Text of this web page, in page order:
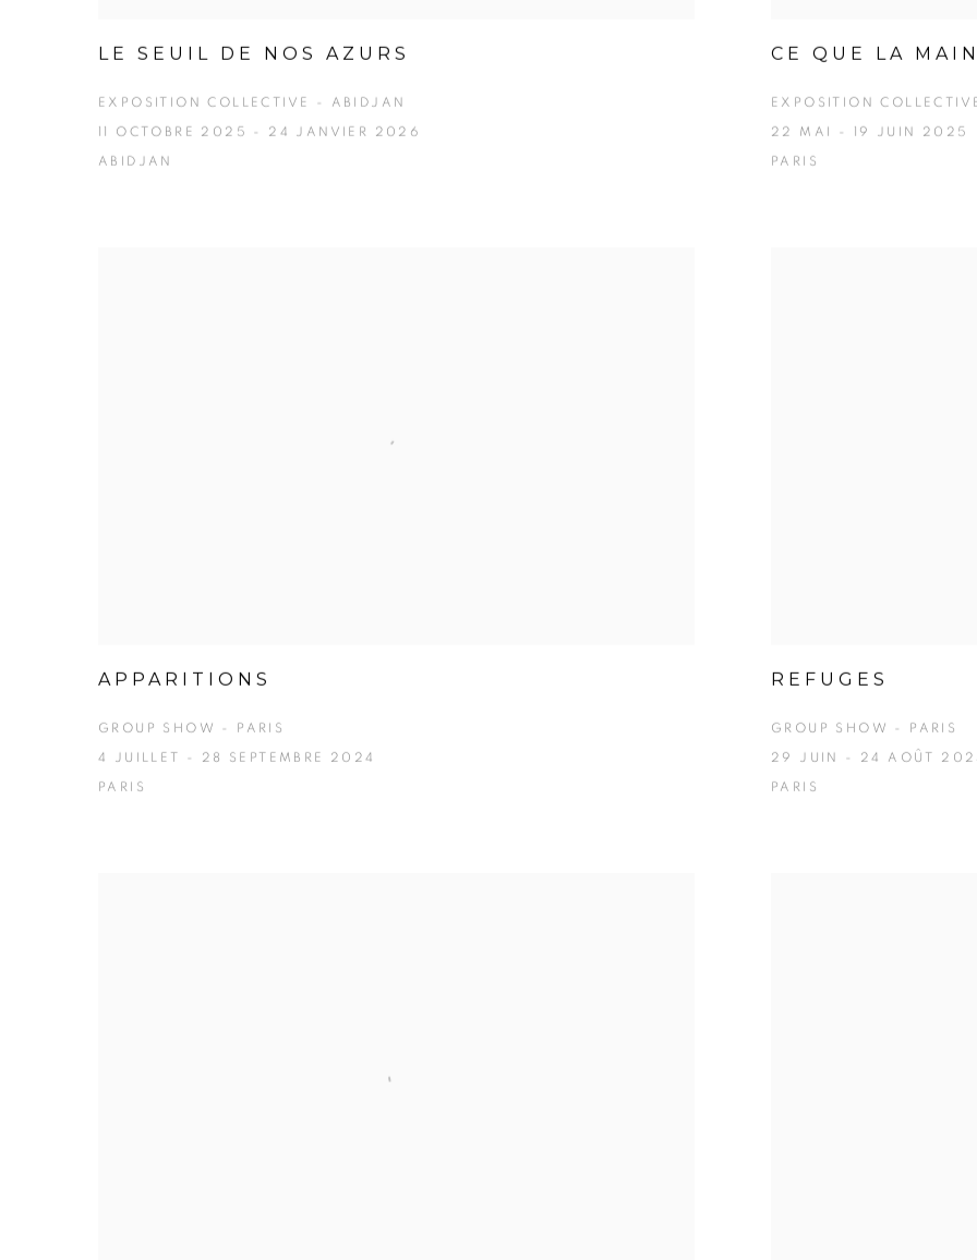
LE SEUIL DE NOS AZURS
EXPOSITION COLLECTIVE - ABIDJAN
11 OCTOBRE 2025 - 24 JANVIER 2026
ABIDJAN
CE QUE LA
EXPOSITION
22 MAI - 19 JUIN 2025
PARIS
APPARITIONS
GROUP SHOW - PARIS
4 JUILLET - 28 SEPTEMBRE 2024
PARIS
REFUGES
GROUP SHOW - PARIS
29 JUIN - 24 AOÛT
PARIS